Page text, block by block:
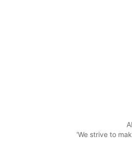
'We strive to